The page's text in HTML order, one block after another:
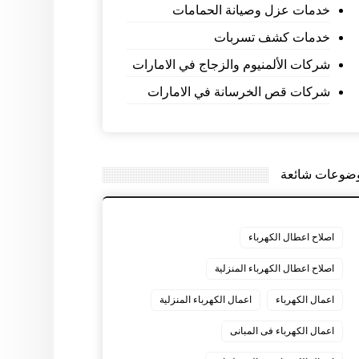
خدمات عزل وصيانة الحمامات
خدمات كشف تسربات
شركات الألمنيوم والزجاج في الامارات
شركات قص الخرسانة في الامارات
شائعة
اصلاح اعطال الكهرباء
اصلاح اعطال الكهرباء المنزلية
اعمال الكهرباء اعمال الكهرباء المنزلية
اعمال الكهرباء فى المبانى